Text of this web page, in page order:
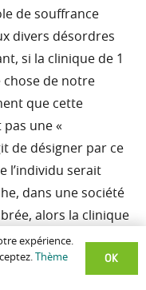
de souffrance
divers désordres
si la clinique de 1
chose de notre
que cette
pas une «
de désigner par ce
l’individu serait
dans une société
alors la clinique
dans cette
l’action
expérience.
Thème
OK